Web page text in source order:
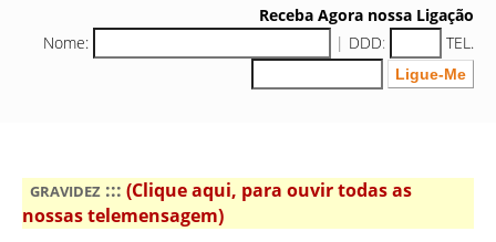
Receba Agora nossa Ligação
Nome:
| DDD: TEL.
GRAVIDEZ ::: (Clique aqui, para ouvir todas as
nossas telemensagem)